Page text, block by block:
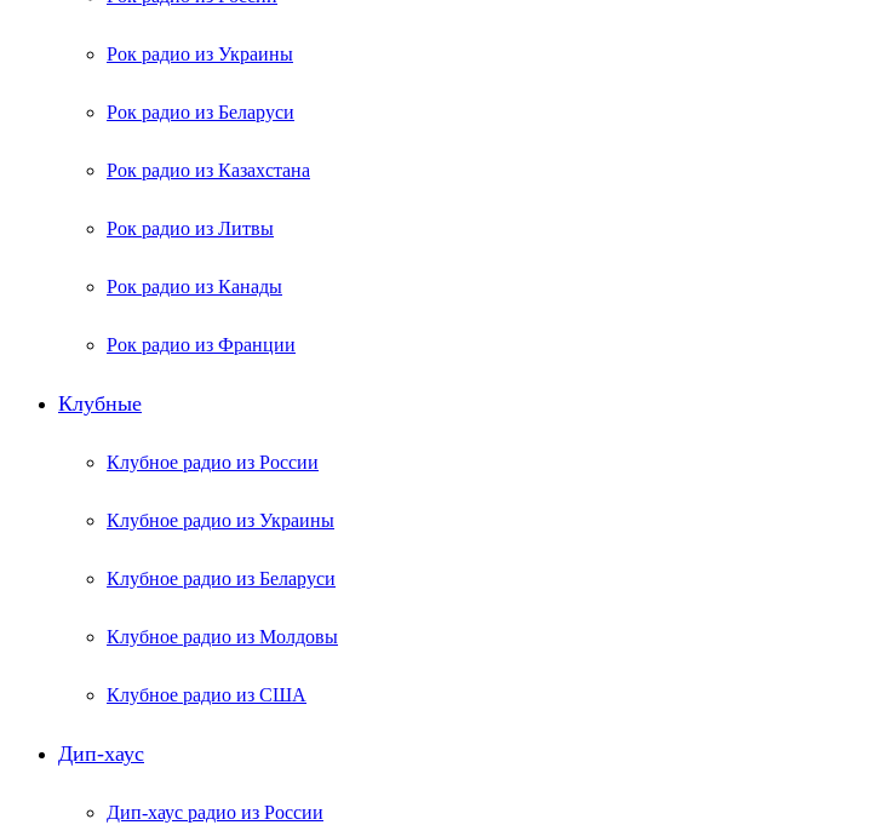
Рок радио из Украины
Рок радио из Беларуси
Рок радио из Казахстана
Рок радио из Литвы
Рок радио из Канады
Рок радио из Франции
Клубные
Клубное радио из России
Клубное радио из Украины
Клубное радио из Беларуси
Клубное радио из Молдовы
Клубное радио из США
Дип-хаус
Дип-хаус радио из России